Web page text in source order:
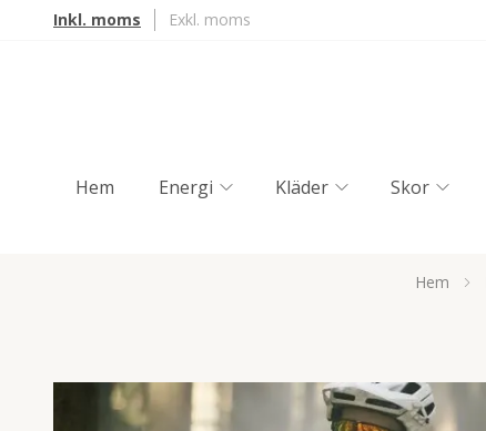
Inkl. moms Exkl. moms
Hem Energi Kläder Skor
Hem